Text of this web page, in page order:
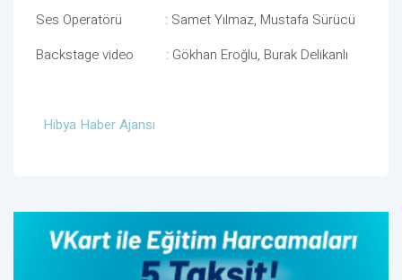
Ses Operatörü : Samet Yılmaz, Mustafa Sürücü
Backstage video : Gökhan Eroğlu, Burak Delikanlı
Hibya Haber Ajansı